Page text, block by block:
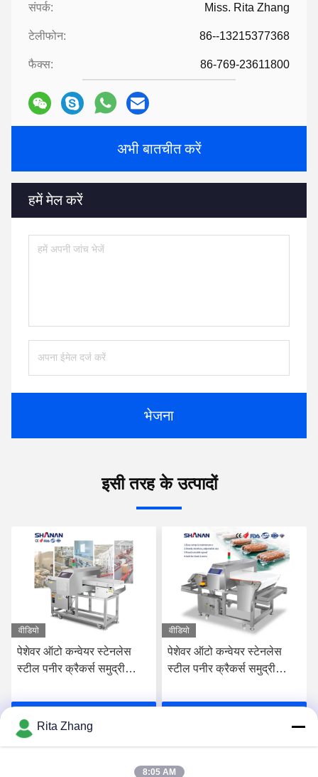
संपर्क: Miss. Rita Zhang
टेलीफोन: 86--13215377368
फैक्स: 86-769-23611800
अभी बातचीत करें
हमें मेल करें
भेजना
इसी तरह के उत्पादों
वीडियो
पेशेवर ऑटो कन्वेयर स्टेनलेस
स्टील पनीर क्रैकर्स समुद्री
खाद्य धातु डिटेक्टर सीई प्रमाणित
सर्वोत्तम मूल्य प्राप्त करें
वीडियो
पेशेवर ऑटो कन्वेयर स्टेनलेस
स्टील पनीर क्रैकर्स समुद्री
खाद्य धातु डिटेक्टर सीई प्रमाणित
Rita Zhang
8:05 AM